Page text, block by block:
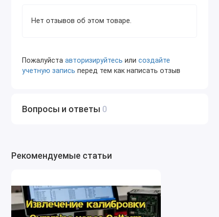
Нет отзывов об этом товаре.
Пожалуйста авторизируйтесь или создайте
учетную запись перед тем как написать отзыв
Вопросы и ответы 0
Рекомендуемые статьи